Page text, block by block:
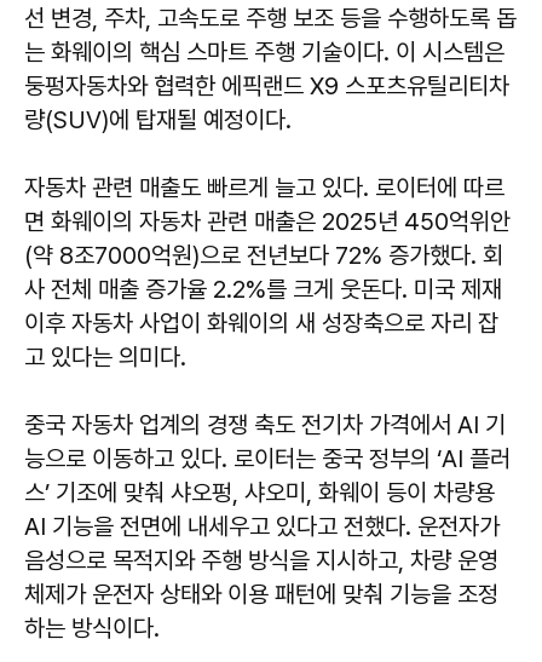
선 변경, 주차, 고속도로 주행 보조 등을 수행하도록 돕
는 화웨이의 핵심 스마트 주행 기술이다. 이 시스템은
둥펑자동차와 협력한 에픽랜드 X9 스포츠유틸리티차
량(SUV)에 탑재될 예정이다.
자동차 관련 매출도 빠르게 늘고 있다. 로이터에 따르
면 화웨이의 자동차 관련 매출은 2025년 450억위안
(약 8조7000억원)으로 전년보다 72% 증가했다. 회
사 전체 매출 증가율 2.2%를 크게 웃돈다. 미국 제재
이후 자동차 사업이 화웨이의 새 성장축으로 자리 잡
고 있다는 의미다.
중국 자동차 업계의 경쟁 축도 전기차 가격에서 AI 기
능으로 이동하고 있다. 로이터는 중국 정부의 ‘AI 플러
스’ 기조에 맞춰 샤오펑, 샤오미, 화웨이 등이 차량용
AI 기능을 전면에 내세우고 있다고 전했다. 운전자가
음성으로 목적지와 주행 방식을 지시하고, 차량 운영
체제가 운전자 상태와 이용 패턴에 맞춰 기능을 조정
하는 방식이다.